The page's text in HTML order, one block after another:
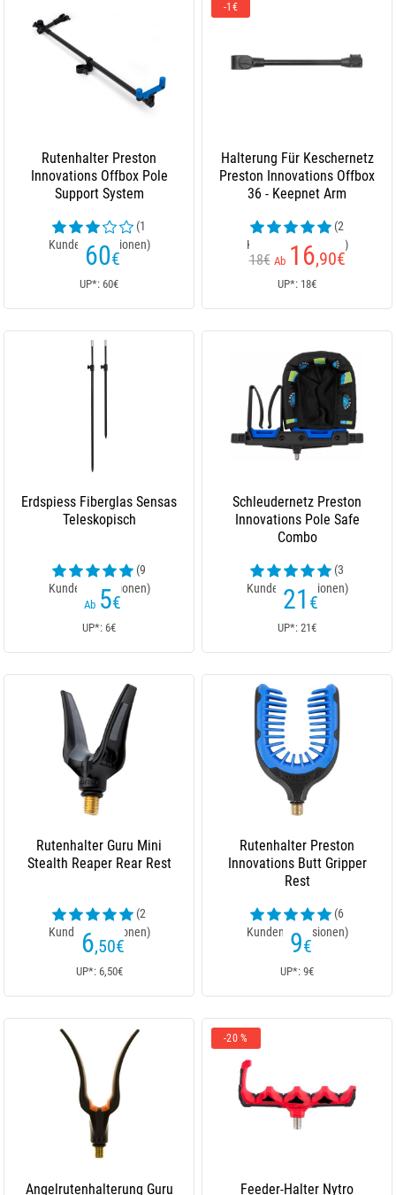
Rutenhalter Preston
Innovations Offbox Pole
Support System
(1
Kundenrezensionen)
60€
UP*: 60€
-1€
Halterung Für Keschernetz
Preston Innovations Offbox
36 - Keepnet Arm
(2
Kundenrezensionen)
18€ Ab 16,90€
UP*: 18€
Erdspiess Fiberglas Sensas
Teleskopisch
(9
Kundenrezensionen)
Ab 5€
UP*: 6€
Schleudernetz Preston
Innovations Pole Safe
Combo
(3
Kundenrezensionen)
21 €
UP*: 21€
Rutenhalter Guru Mini
Stealth Reaper Rear Rest
(2
Kundenrezensionen)
6,50€
UP*: 6,50€
Rutenhalter Preston
Innovations Butt Gripper
Rest
(6
Kundenrezensionen)
9€
UP*: 9€
Angelrutenhalterung Guru
-20 %
Feeder-Halter Nytro